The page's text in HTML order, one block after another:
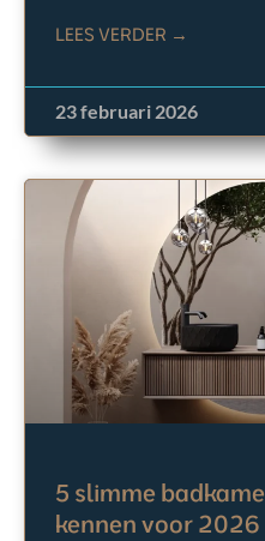
LEES VERDER →
23 februari 2026
5 slimme
kennen voor 2026